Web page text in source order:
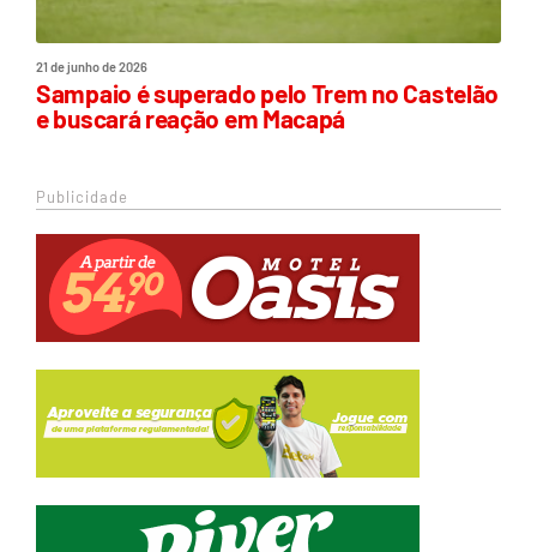
21 de junho de 2026
Sampaio é superado pelo Trem no Castelão
e buscará reação em Macapá
Publicidade